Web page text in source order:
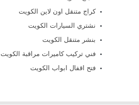
كراج متنقل اون لاين الكويت
نشتري السيارات الكويت
بنشر متنقل الكويت
فني تركيب كاميرات مراقبة الكويت
فتح اقفال ابواب الكويت